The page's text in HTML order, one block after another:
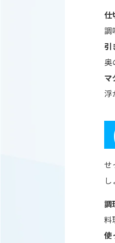
仕
調
引
奥
マ
浮
せ
し
調
料
使